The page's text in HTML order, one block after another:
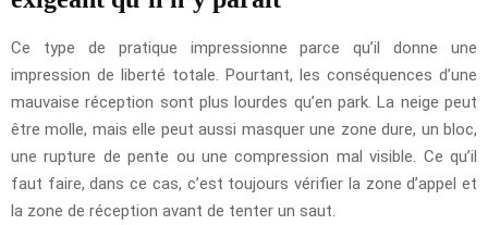
Ce type de pratique impressionne parce qu’il donne une
impression de liberté totale. Pourtant, les conséquences d’une
mauvaise réception sont plus lourdes qu’en park. La neige peut
être molle, mais elle peut aussi masquer une zone dure, un bloc,
une rupture de pente ou une compression mal visible. Ce qu’il
faut faire, dans ce cas, c’est toujours vérifier la zone d’appel et
la zone de réception avant de tenter un saut.